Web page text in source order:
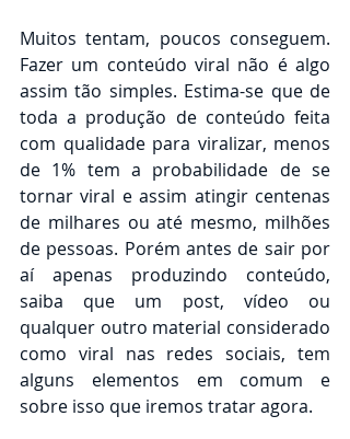
Muitos tentam, poucos conseguem.
Fazer um conteúdo viral não é algo
assim tão simples. Estima-se que de
toda a produção de conteúdo feita
com qualidade para viralizar, menos
de 1% tem a probabilidade de se
tornar viral e assim atingir centenas
de milhares ou até mesmo, milhões
de pessoas. Porém antes de sair por
aí apenas produzindo conteúdo,
saiba que um post, vídeo ou
qualquer outro material considerado
como viral nas redes sociais, tem
alguns elementos em comum e
sobre isso que iremos tratar agora.